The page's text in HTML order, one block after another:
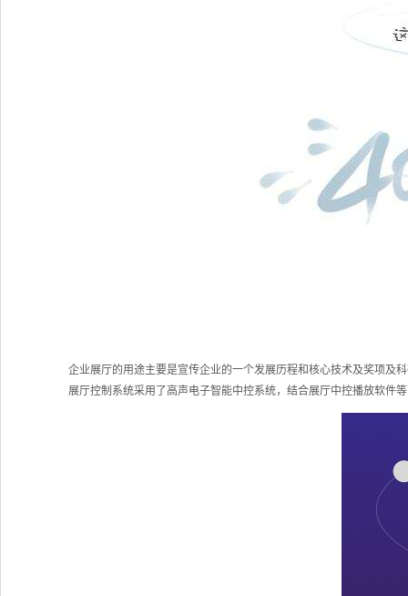
企业展厅的用途主要是宣传企业的一个发展历程和核心技术及奖项及
展厅控制系统采用了高声电子智能中控系统，结合展厅中控播放软件